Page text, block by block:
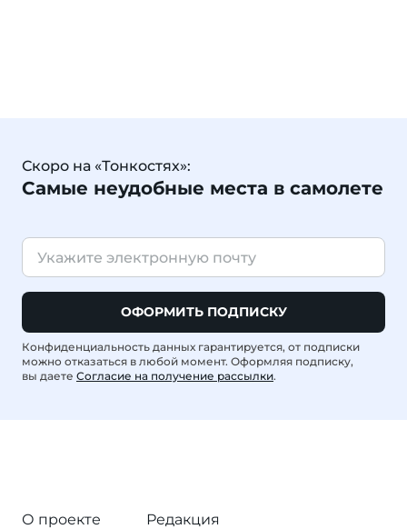
Скоро на «Тонкостях»:
Самые неудобные места в самолете
ОФОРМИТЬ ПОДПИСКУ
Конфиденциальность данных гарантируется, от подписки
можно отказаться в любой момент. Оформляя подписку,
вы даете Согласие на получение рассылки.
О проекте
Редакция